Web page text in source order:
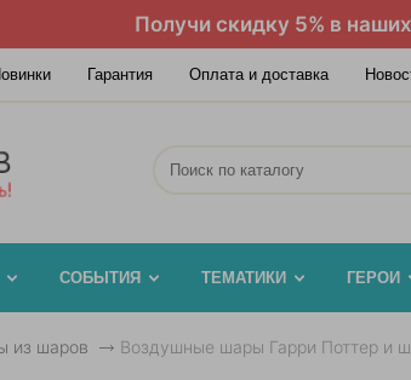
Получи скидку 5% в
Гарантия Оплата и доставка
СОБЫТИЯ ТЕМАТИКИ ГЕРОИ
из шаров Воздушные шары Гарри Поттер и